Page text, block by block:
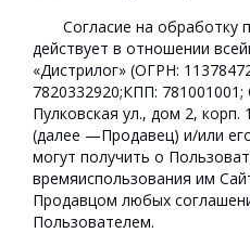
Согласие на обработку
действует в отношении
«Дистрилог» (ОГРН:
7820332920;КПП: 781001001;
Пулковская ул., дом 2,
(далее —Продавец) и/или
могут получить о
времяиспользования им
Продавцом любых
Пользователем.